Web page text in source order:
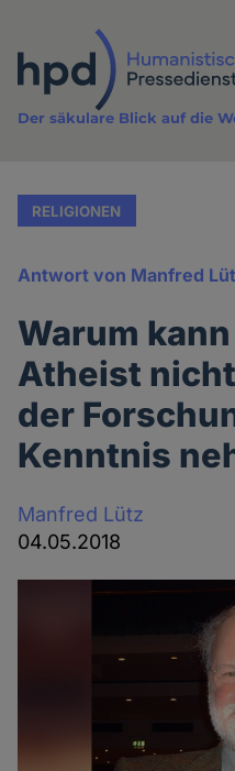
Inhalt
Der säkulare Blick auf die
RELIGIONEN
Antwort von Manfred
Warum
Atheist
der
Kenntnis
Manfred Lütz
04.05.2018